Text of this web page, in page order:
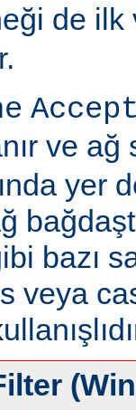
de ilk
ve ağ
yer
bazı
veya